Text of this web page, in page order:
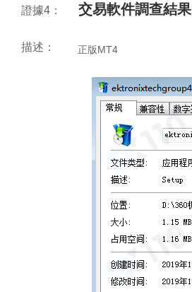
證據4： 交易軟件調查結果
描述： 正版MT4